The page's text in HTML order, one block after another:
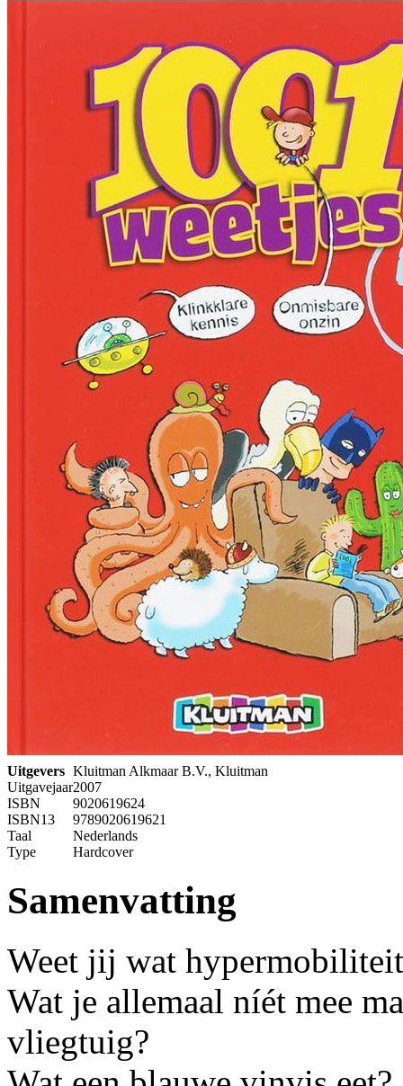
Uitgevers Kluitman Alkmaar B.V., Kluitman
Uitgavejaar2007
ISBN
9020619624
ISBN13
9789020619621
Taal
Nederlands
Type
Hardcover
Samenvatting
Weet jij wat
Wat je allemaal níét mee
vliegtuig?